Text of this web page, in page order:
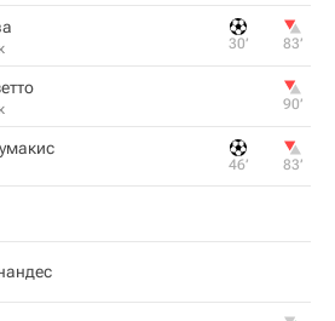
30‎’‎ 83‎’‎
90‎’‎
46‎’‎ 83‎’‎